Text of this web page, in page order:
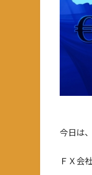
今日は
ＦＸ会